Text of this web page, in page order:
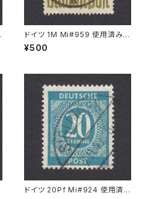
ドイツ 1M Mi#959 使用済み切
手｜STENDAL 11.8.1947
¥500
ドイツ 20Pf Mi#924 使用済み